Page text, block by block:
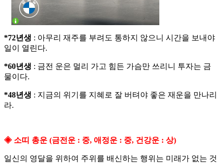
*72년생 : 아무리 재주를 부려도 통하지 않으니 시간을 보내야
일이 열린다.
*60년생 : 금전 운은 멀리 가고 힘든 가슴만 쓰리니 투자는 금
물이다.
*48년생 : 지금의 위기를 지혜로 잘 버텨야 좋은 재운을 만나리
라.
◈ 소띠 총운 (금전운 : 중, 애정운 : 중, 건강운 : 상)
일신의 영달을 위하여 주위를 배신하는 행위는 미래가 없는 것